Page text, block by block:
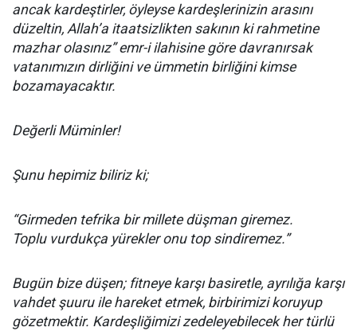
ancak kardeştirler, öyleyse kardeşlerinizin arasını
düzeltin, Allah’a itaatsizlikten sakının ki rahmetine
mazhar olasınız” emr-i ilahisine göre davranırsak
vatanımızın dirliğini ve ümmetin birliğini kimse
bozamayacaktır.
Değerli Müminler!
Şunu hepimiz biliriz ki;
“Girmeden tefrika bir millete düşman giremez.
Toplu vurdukça yürekler onu top sindiremez.”
Bugün bize düşen; fitneye karşı basiretle, ayrılığa karşı
vahdet şuuru ile hareket etmek, birbirimizi koruyup
gözetmektir. Kardeşliğimizi zedeleyebilecek her türlü